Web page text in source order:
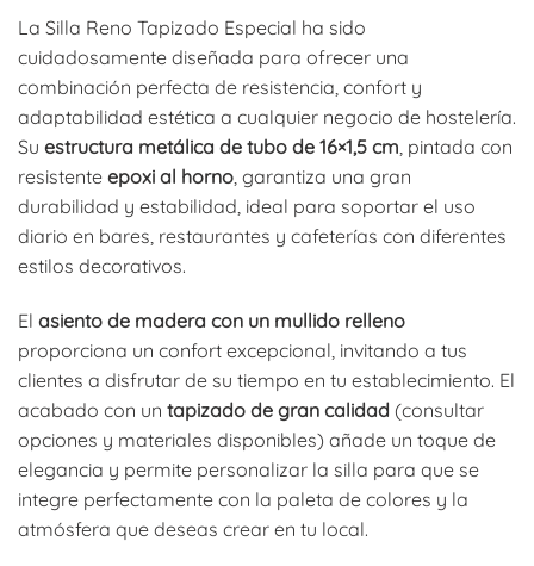
La Silla Reno Tapizado Especial ha sido
cuidadosamente diseñada para ofrecer una
combinación perfecta de resistencia, confort y
adaptabilidad estética a cualquier negocio de hostelería.
Su estructura metálica de tubo de 16×1,5 cm , pintada con
resistente epoxi al horno , garantiza una gran
durabilidad y estabilidad, ideal para soportar el uso
diario en bares, restaurantes y cafeterías con diferentes
estilos decorativos.
El asiento de madera con un mullido relleno
proporciona un confort excepcional, invitando a tus
clientes a disfrutar de su tiempo en tu establecimiento. El
acabado con un tapizado de gran calidad (consultar
opciones y materiales disponibles) añade un toque de
elegancia y permite personalizar la silla para que se
integre perfectamente con la paleta de colores y la
atmósfera que deseas crear en tu local.